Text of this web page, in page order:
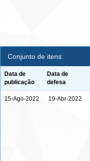
Conjunto de itens:
Data de
publicação
Data de
defesa
15-Ago-2022 19-Abr-2022